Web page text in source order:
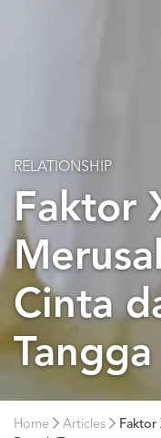
RELATIONSHIP
Faktor
Cinta
Tangga
Home Articles
Faktor